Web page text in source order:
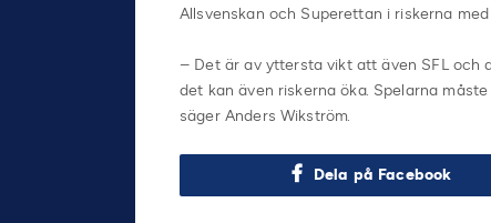
Allsvenskan och Superettan i riskerna
– Det är av yttersta vikt att även SFL och
det kan även riskerna öka. Spelarna
säger Anders Wikström.
Dela på Facebook